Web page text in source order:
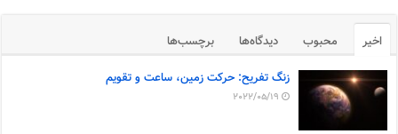
اخیر محبوب دیدگاه‌ها برچسب‌ها
زنگ تفریح: حرکت زمین، ساعت و تقویم
2022/05/19